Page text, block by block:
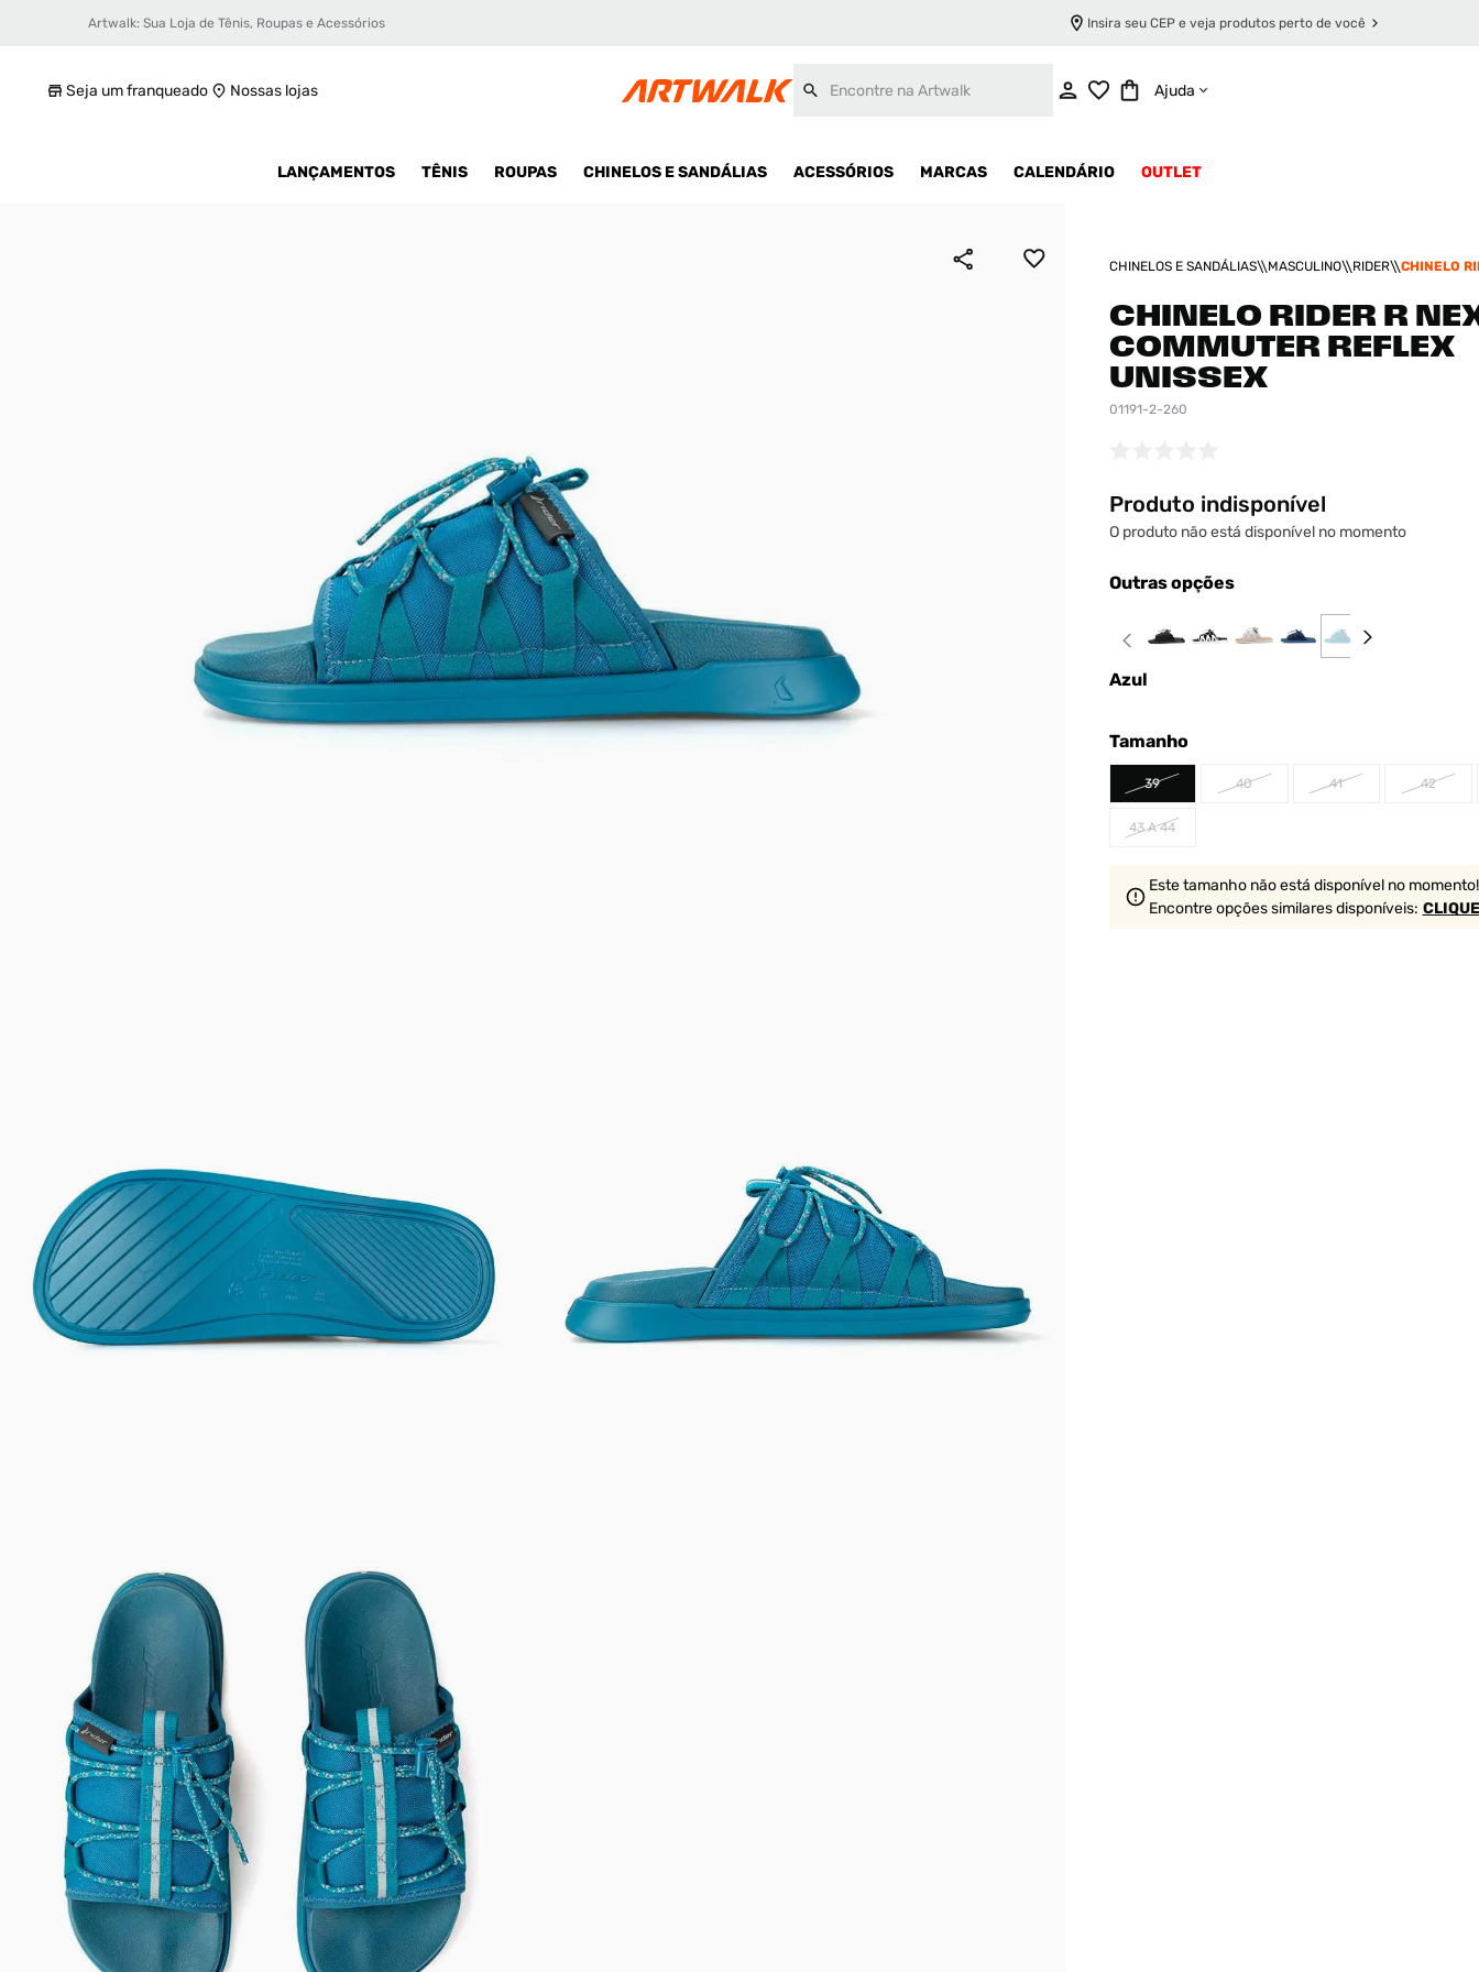
Artwalk: Sua Loja de Tênis, Roupas e Acessórios Insira seu CEP e veja produtos perto de você
Seja um franqueado Nossas lojas Ajuda
LANÇAMENTOS TÊNIS ROUPAS CHINELOS E SANDÁLIAS ACESSÓRIOS MARCAS CALENDÁRIO OUTLET
CHINELOS E SANDÁLIAS MASCULINO RIDER
CHINELO
UNISSEX
CHINELO RIDER R
COMMUTER REFLEX
UNISSEX
01191-2-260
Produto indisponível
O produto não está disponível no momento
Outras opções
Azul
Tamanho
39 40 41 42
43 A 44
Este tamanho não está disponível no momento!
Encontre opções similaresdisponíveis:
Chinelo Rider R Next Commuter Reflex Unissex